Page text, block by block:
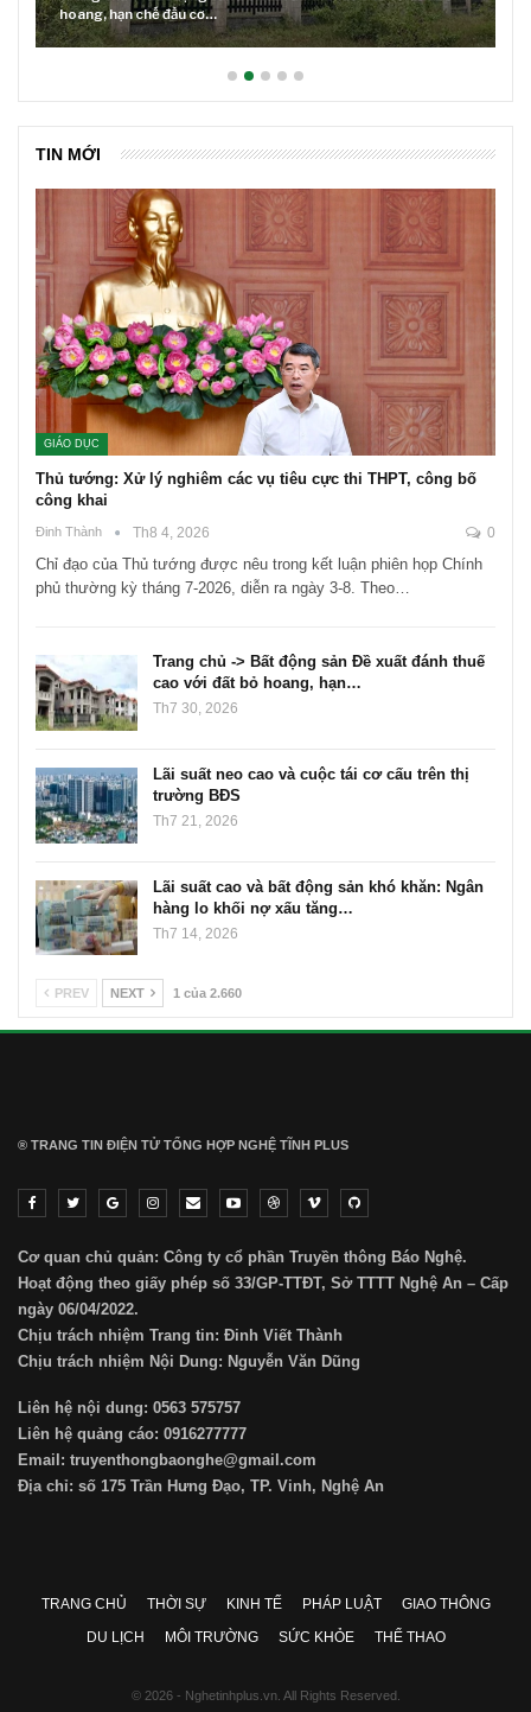
hoang, hạn chế đầu cơ…
TIN MỚI
GIÁO DỤC
Thủ tướng: Xử lý nghiêm các vụ tiêu cực thi THPT, công bố
công khai
Đinh Thành Th8 4, 2026 0
Chỉ đạo của Thủ tướng được nêu trong kết luận phiên họp Chính
phủ thường kỳ tháng 7-2026, diễn ra ngày 3-8. Theo…
Trang chủ -> Bất động sản Đề xuất đánh thuế
cao với đất bỏ hoang, hạn…
Th7 30, 2026
Lãi suất neo cao và cuộc tái cơ cấu trên thị
trường BĐS
Th7 21, 2026
Lãi suất cao và bất động sản khó khăn: Ngân
hàng lo khối nợ xấu tăng…
Th7 14, 2026
PREV NEXT 1 của 2.660
® TRANG TIN ĐIỆN TỬ ТỔNG HỢP NGHỆ TĨNH PLUS
Cơ quan chủ quản: Công ty cổ phần Truyền thông Báo Nghệ.
Hoạt động theo giấy phép số 33/GP-TTĐT, Sở TTTT Nghệ An – Cấp
ngày 06/04/2022.
Chịu trách nhiệm Trang tin: Đinh Viết Thành
Chịu trách nhiệm Nội Dung: Nguyễn Văn Dũng
Liên hệ nội dung: 0563 575757
Liên hệ quảng cáo: 0916277777
Email: truyenthongbaonghe@gmail.com
Địa chỉ: số 175 Trần Hưng Đạo, TP. Vinh, Nghệ An
TRANG CHỦ THỜI SỰ KINH TẾ PHÁP LUẬT
GIAO THÔNG
DU LỊCH
MÔI TRƯỜNG SỨC KHỎE THỂ THAO
© 2026 - Nghetinhplus.vn. All Rights Reserved.